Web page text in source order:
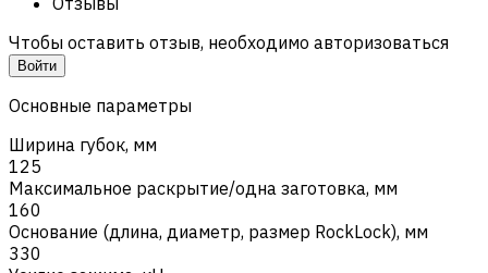
Чтобы оставить отзыв, необходимо авторизоваться
Войти
Основные параметры
Ширина губок, мм
125
Максимальное раскрытие/одна заготовка, мм
160
Основание (длина, диаметр, размер RockLock), мм
330